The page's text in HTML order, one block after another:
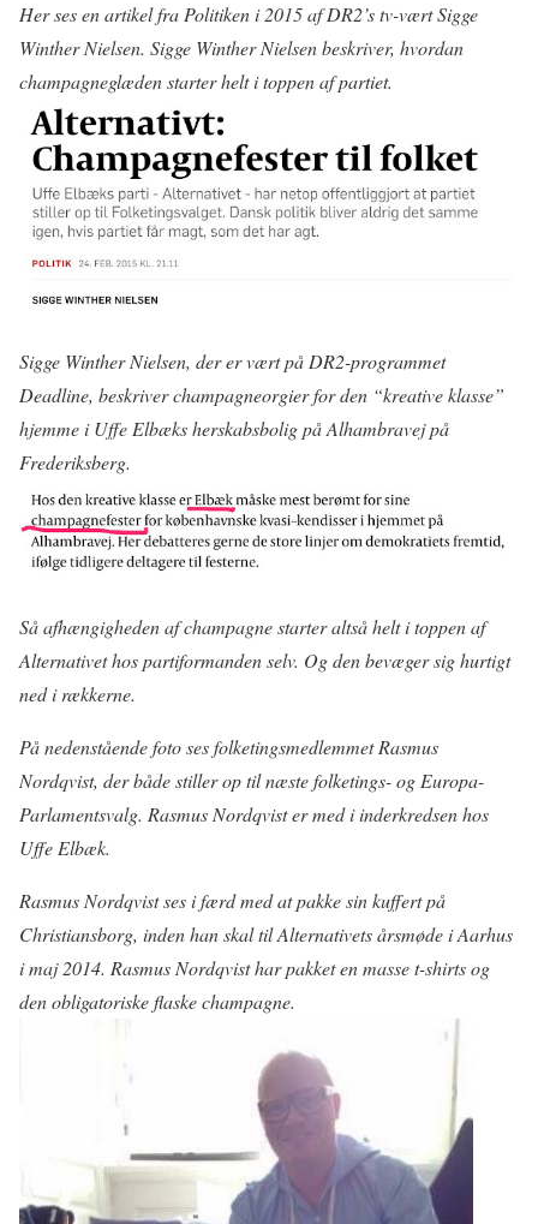
Her ses en artikel fra Politiken i 2015 af DR2’s tv-vært Sigge
Winther Nielsen. Sigge Winther Nielsen beskriver, hvordan
champagneglæden starter helt i toppen af partiet.
Sigge Winther Nielsen, der er vært på DR2-programmet
Deadline, beskriver champagneorgier for den “kreative klasse”
hjemme i Uffe Elbæks herskabsbolig på Alhambravej på
Frederiksberg.
Så afhængigheden af champagne starter altså helt i toppen af
Alternativet hos partiformanden selv. Og den bevæger sig hurtigt
ned i rækkerne.
På nedenstående foto ses folketingsmedlemmet Rasmus
Nordqvist, der både stiller op til næste folketings- og Europa-
Parlamentsvalg. Rasmus Nordqvist er med i inderkredsen hos
Uffe Elbæk.
Rasmus Nordqvist ses i færd med at pakke sin kuffert på
Christiansborg, inden han skal til Alternativets årsmøde i Aarhus
i maj 2014. Rasmus Nordqvist har pakket en masse t-shirts og
den obligatoriske flaske champagne.